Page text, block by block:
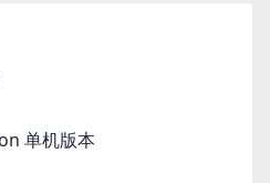
双影奇境/Split Fiction 单机版本